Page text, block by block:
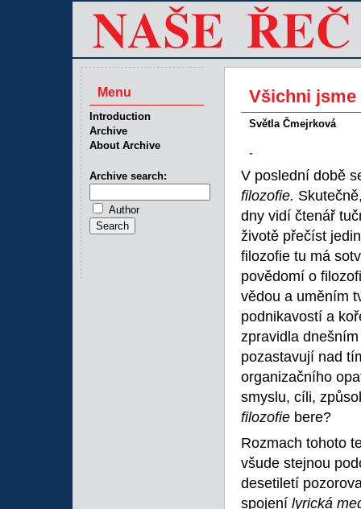
Všichni
Světla Čmejrková
-
V poslední době
filozofie.
dny vidí čtenář
životě přečíst
filozofie tu má
povědomí o
vědou a uměním
podnikavostí a
zpravidla
pozastavují nad
organizačního
smyslu, cíli,
filozofie bere?
Rozmach tohoto
všude stejnou
desetiletí
spojení lyrická
Menu
Introduction
Archive
About Archive
Archive search:
Author